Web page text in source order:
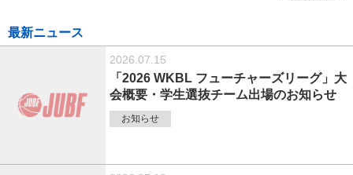
最新ニュース
2026.07.15
「2026 WKBL フューチャーズリーグ」大
会概要・学生選抜チーム出場のお知らせ
お知らせ